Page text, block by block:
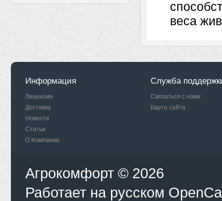
веса
Информация
Лицензия
Доставка
Новости
Статьи
О Компании
Служба
Связаться с нами
Карта сайта
Агрокомфорт © 2026
Работает на русском